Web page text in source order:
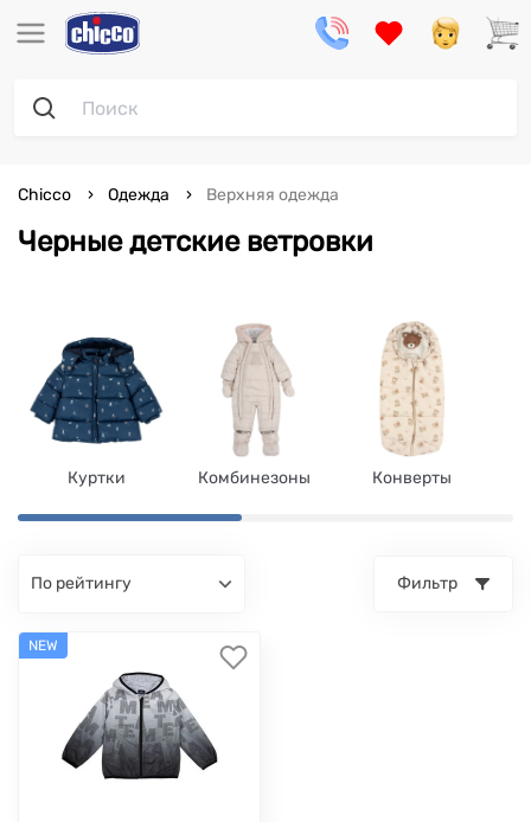
Черные детские ветровки
Chicco Одежда Верхняя одежда
Куртки Комбинезоны Конверты
по рейтингу Фильтр
NEW